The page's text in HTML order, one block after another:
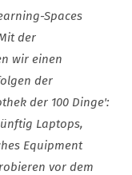
Spaces
der
wir einen
der
der 100 Dinge':
Laptops,
Equipment
vor dem